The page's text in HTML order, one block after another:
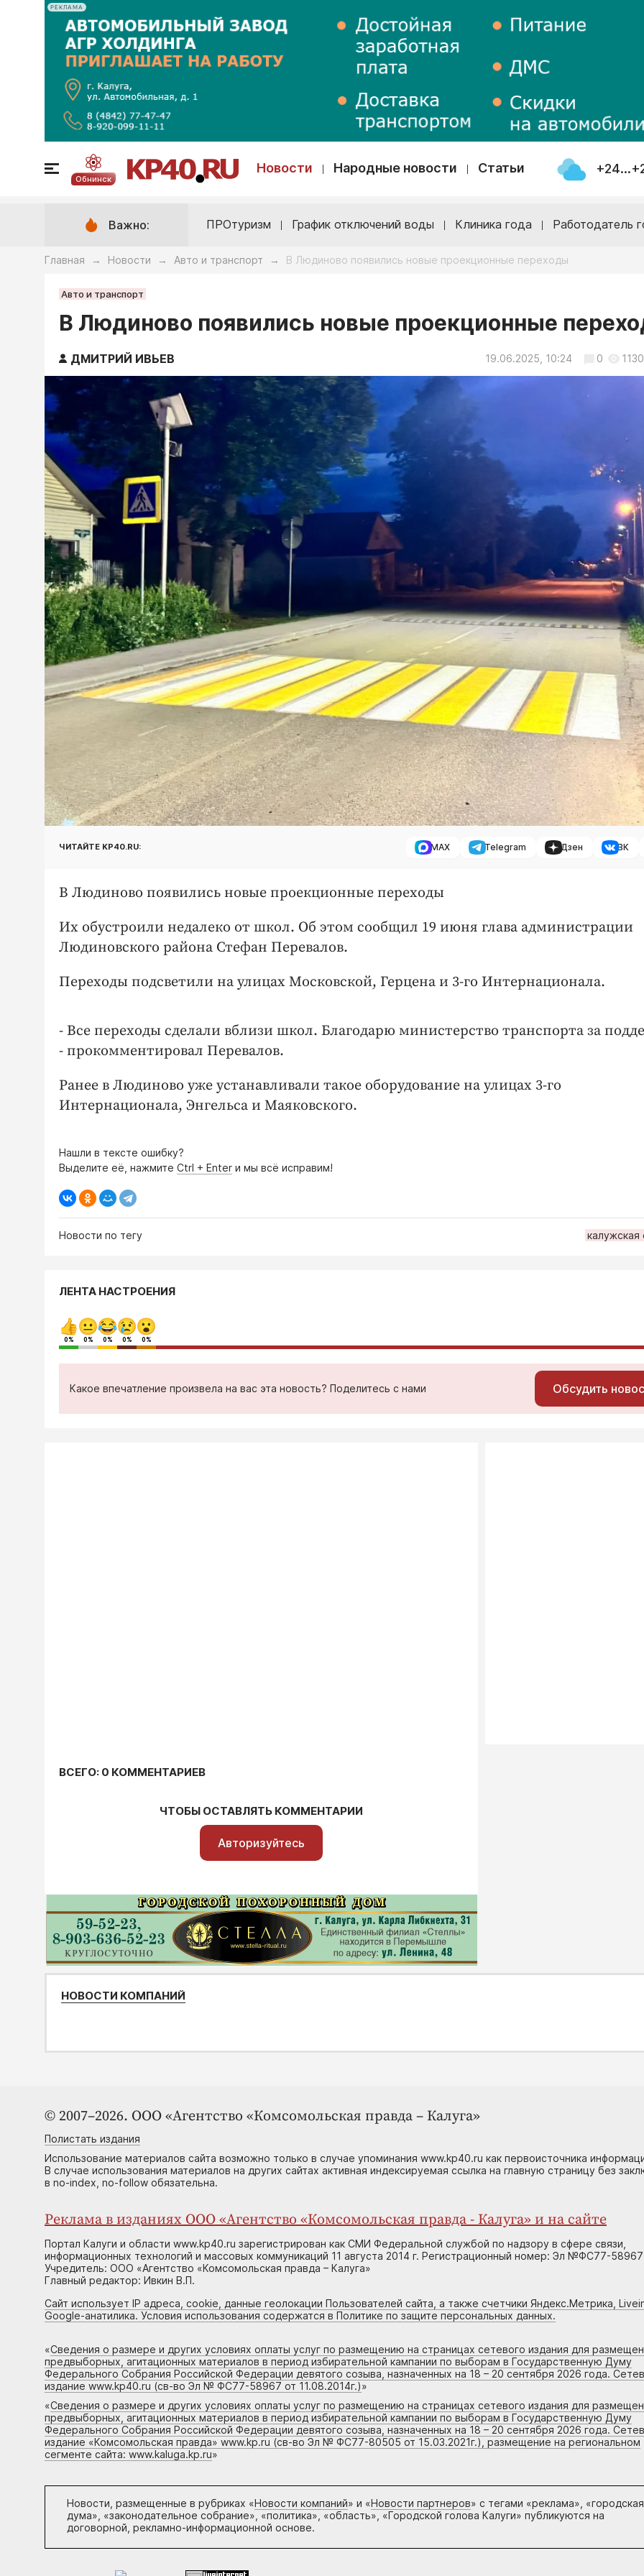
РЕКЛАМА
Обнинск
Новости Народные новости Статьи
Важно: ПРОтуризм График отключений воды Клиника года Работодатель
Главная → Новости → Авто и транспорт → В Людиново появились новые проекционные переходы
Авто и транспорт
В Людиново появились новые проекционные
ДМИТРИЙ ИВЬЕВ 19.06.2025, 10:24 0 1130
ЧИТАЙТЕ KP40.RU: MAX Telegram Дзен ВК
В Людиново появились новые проекционные переходы
Их обустроили недалеко от школ. Об этом сообщил 19 июня глава администрации
Людиновского района Стефан Перевалов.
Переходы подсветили на улицах Московской, Герцена и 3-го Интернационала.
- Все переходы сделали вблизи школ. Благодарю министерство транспорта за
- прокомментировал Перевалов.
Ранее в Людиново уже устанавливали такое оборудование на улицах 3-го
Интернационала, Энгельса и Маяковского.
Нашли в тексте ошибку?
Выделите её, нажмите Ctrl + Enter и мы всё исправим!
Новости по тегу калужская
ЛЕНТА НАСТРОЕНИЯ
0% 0% 0% 0% 0%
Какое впечатление произвела на вас эта новость? Поделитесь с нами Обсудить
ВСЕГО: 0 КОММЕНТАРИЕВ
ЧТОБЫ ОСТАВЛЯТЬ КОММЕНТАРИИ
Авторизуйтесь
НОВОСТИ КОМПАНИЙ
© 2007–2026. ООО «Агентство «Комсомольская правда – Калуга»
Полистать издания
Использование материалов сайта возможно только в случае упоминания www.kp40.ru как первоисточника
В случае использования материалов на других сайтах активная индексируемая ссылка на главную страницу без
в no-index, no-follow обязательна.
Реклама в изданиях ООО «Агентство «Комсомольская правда - Калуга» и на сайте
Портал Калуги и области www.kp40.ru зарегистрирован как СМИ Федеральной службой по надзору в сфере связи,
информационных технологий и массовых коммуникаций 11 августа 2014 г. Регистрационный номер: Эл №ФС77-58967
Учредитель: ООО «Агентство «Комсомольская правда – Калуга»
Главный редактор: Ивкин В.П.
Сайт использует IP адреса, cookie, данные геолокации Пользователей сайта, а также счетчики Яндекс.Метрика,
Google-анатилика. Условия использования содержатся в Политике по защите персональных данных.
«Сведения о размере и других условиях оплаты услуг по размещению на страницах сетевого издания для
предвыборных, агитационных материалов в период избирательной кампании по выборам в Государственную Думу
Федерального Собрания Российской Федерации девятого созыва, назначенных на 18 – 20 сентября 2026 года.
издание www.kp40.ru (св-во Эл № ФС77-58967 от 11.08.2014г.)»
«Сведения о размере и других условиях оплаты услуг по размещению на страницах сетевого издания для
предвыборных, агитационных материалов в период избирательной кампании по выборам в Государственную Думу
Федерального Собрания Российской Федерации девятого созыва, назначенных на 18 – 20 сентября 2026 года.
издание «Комсомольская правда» www.kp.ru (св-во Эл № ФС77-80505 от 15.03.2021г.), размещение на региональном
сегменте сайта: www.kaluga.kp.ru»
Новости, размещенные в рубриках «Новости компаний» и «Новости партнеров» с тегами «реклама», «городская
дума», «законодательное собрание», «политика», «область», «Городской голова Калуги» публикуются на
договорной, рекламно-информационной основе.